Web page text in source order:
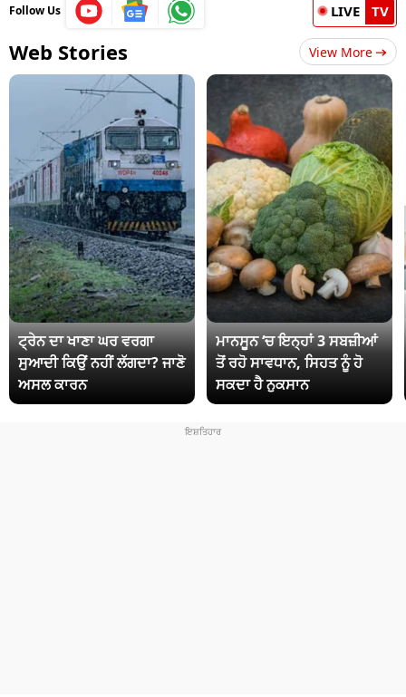
Follow Us LIVE TV
Web Stories View More
ਟ੍ਰੇਨ ਦਾ ਖਾਣਾ ਘਰ ਵਰਗਾ
ਸੁਆਦੀ ਕਿਉਂ ਨਹੀਂ ਲੱਗਦਾ? ਜਾਣੋ
ਅਸਲ ਕਾਰਨ
ਮਾਨਸੂਨ ‘ਚ ਇਨ੍ਹਾਂ 3 ਸਬਜ਼ੀਆਂ
ਤੋਂ ਰਹੋ ਸਾਵਧਾਨ, ਸਿਹਤ ਨੂੰ ਹੋ
ਸਕਦਾ ਹੈ ਨੁਕਸਾਨ